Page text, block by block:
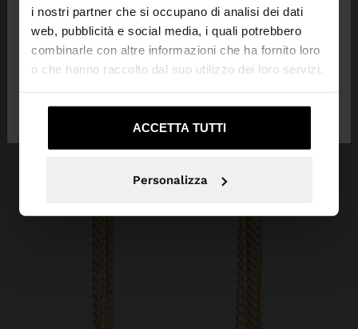
i nostri partner che si occupano di analisi dei dati
web, pubblicità e social media, i quali potrebbero
combinarle con altre informazioni che ha fornito loro
o che hanno raccolto dal suo utilizzo dei loro servizi.
ACCETTA TUTTI
Personalizza
Stai accedendo al sito da Italia. Vuoi navigare sul
nostro sito United States?